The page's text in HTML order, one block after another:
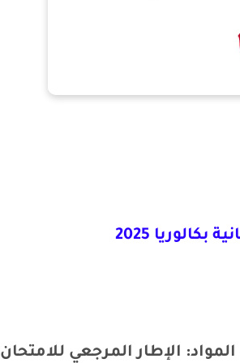
2025
للامتحان الوطني البكالوريا 2025 جميع المواد: ​الإطار المرجعي للامتحان